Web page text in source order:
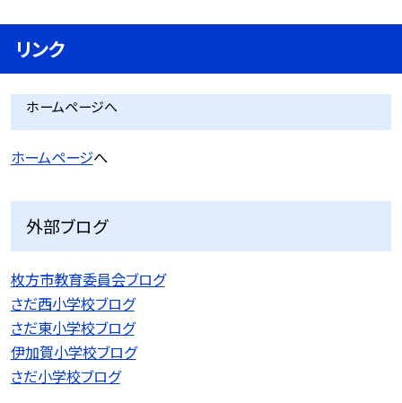
リンク
ホームページへ
ホームページへ
外部ブログ
枚方市教育委員会ブログ
さだ西小学校ブログ
さだ東小学校ブログ
伊加賀小学校ブログ
さだ小学校ブログ